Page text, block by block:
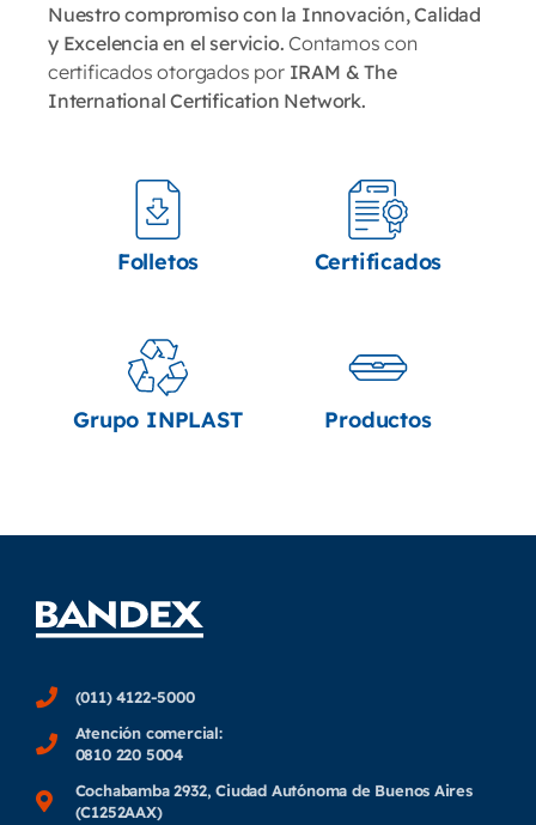
Nuestro compromiso con la Innovación, Calidad
y Excelencia en el servicio.Contamos con
certificados otorgados por IRAM & The
International Certification Network.
Folletos Certificados
Grupo INPLAST Productos
(011) 4122-5000
Atención comercial:
0810 220 5004
Cochabamba 2932, Ciudad Autónoma de Buenos Aires
(C1252AAX)